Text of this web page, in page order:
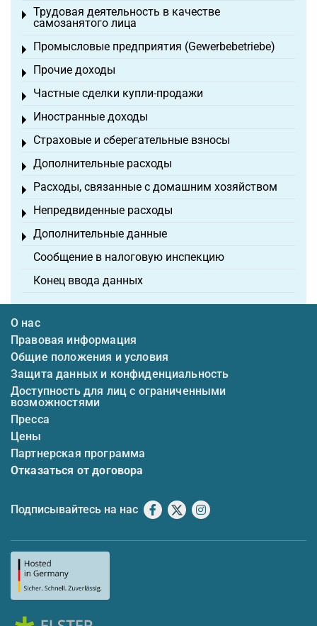
Трудовая деятельность в качестве
самозанятого лица
Toggle menu
Промысловые предприятия (Gewerbebetriebe)
Toggle menu
Прочие доходы
Toggle menu
Частные сделки купли-продажи
Toggle menu
Иностранные доходы
Toggle menu
Страховые и сберегательные взносы
Toggle menu
Дополнительные расходы
Toggle menu
Расходы, связанные с домашним хозяйством
Toggle menu
Непредвиденные расходы
Toggle menu
Дополнительные данные
Toggle menu
Сообщение в налоговую инспекцию
Конец ввода данных
О нас
Правовая информация
Общие положения и условия
Защита данных и конфиденциальность
Доступность для лиц с ограниченными
возможностями
Пресса
Цены
Партнерская программа
Отказаться от договора
Подписывайтесь на нас Facebook
X Instagram